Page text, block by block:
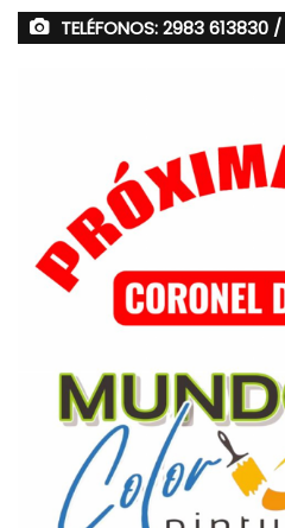
TELÉFONOS: 2983 613830